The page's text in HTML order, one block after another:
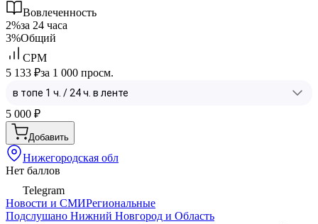
Вовлеченность
2%за 24 часа
3%Общий
CPM
5 133 ₽за 1 000 просм.
5 000 ₽
Добавить
Нижегородская обл
Нет баллов
Telegram
Новости и СМИРегиональные
Подслушано Нижний Новгород и Область